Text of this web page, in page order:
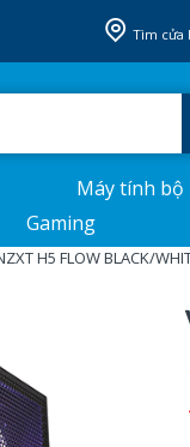
Tìm cửa
Máy tính bộ
Gaming
H5 FLOW BLACK/